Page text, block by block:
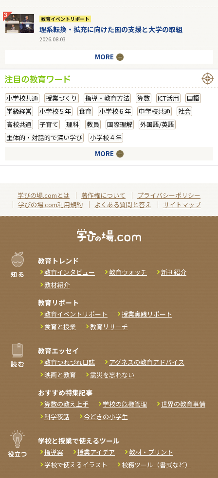
教育イベントリポート
理系転換・拡充に向けた国の支援と大学の取組
2026.08.03
MORE
小学校共通 授業づくり 指導・教育方法 算数 ICT活用
国語
学級経営
小学校５年 食育 小学校６年 中学校共通
社会
高校共通
子育て 理科 教員 国際理解
外国語/英語
主体的・対話的で深い学び
小学校４年
MORE
学びの場.comとは 著作権について
プライバシーポリシー
学びの場.com利用規約
よくある質問と答え サイトマップ
教育トレンド
教育インタビュー 教育ウォッチ
新刊紹介
教材紹介
教育リポート
教育イベントリポート
授業実践リポート
食育と授業
教育リサーチ
教育エッセイ
教育つれづれ日誌
アグネスの教育アドバイス
映画と教育
震災を忘れない
おすすめ特集記事
算数の教え上手 学校の危機管理
世界の教育事情
科学夜話
今どきの小学生
学校と授業で使えるツール
指導案 授業アイデア
教材・プリント
学校で使えるイラスト
校務ツール（書式など）